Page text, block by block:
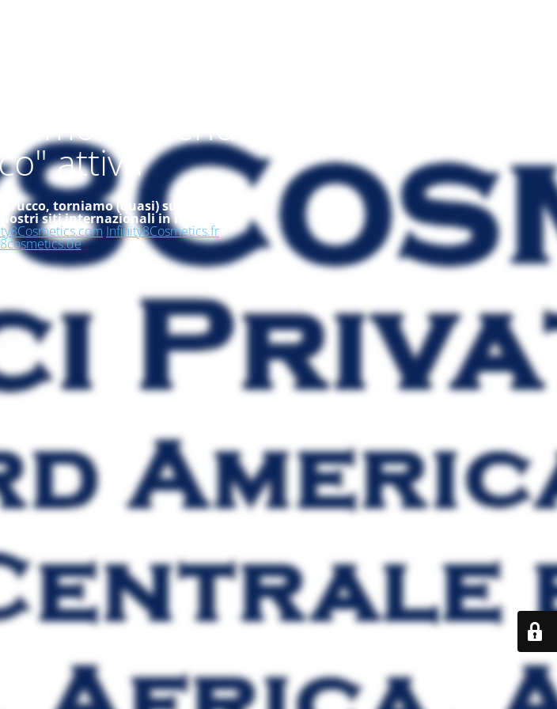
rifacendo
attiva
trucco, torniamo (quasi) subito, nel
siti internazionali in inglese, in
Infinity8Cosmetics.fr